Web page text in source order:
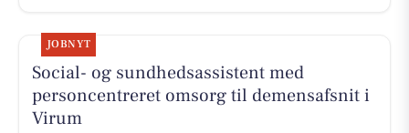
JOBNYT
Social- og sundhedsassistent med
personcentreret omsorg til demensafsnit i
Virum